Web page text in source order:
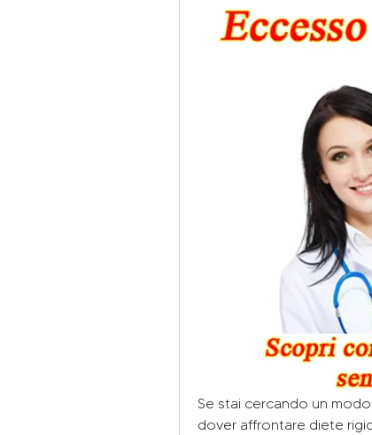
Se stai cercando un
dover affrontare diete